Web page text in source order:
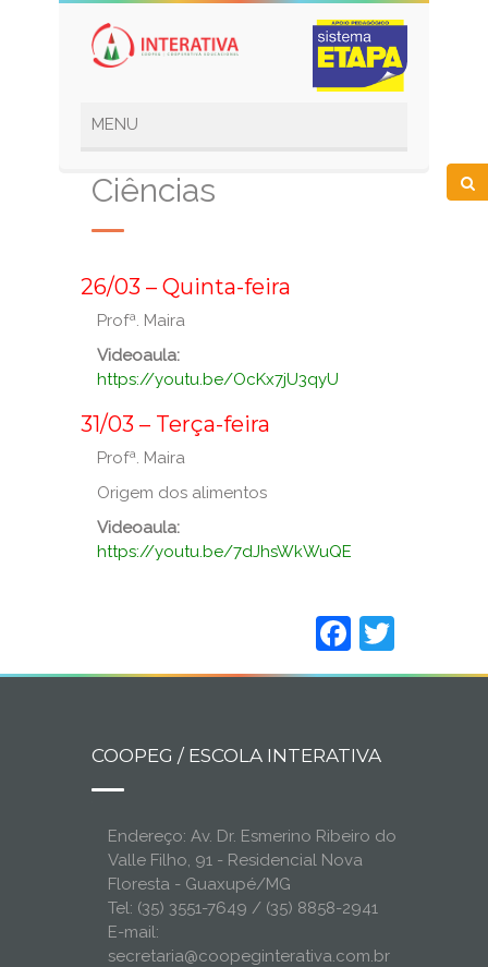
Ciências
26/03 – Quinta-feira
Profª. Maira
Videoaula:
https://youtu.be/OcKx7jU3qyU
31/03 – Terça-feira
Profª. Maira
Origem dos alimentos
Videoaula:
https://youtu.be/7dJhsWkWuQE
COOPEG / ESCOLA INTERATIVA
Endereço: Av. Dr. Esmerino Ribeiro do
Valle Filho, 91 - Residencial Nova
Floresta - Guaxupé/MG
Tel: (35) 3551-7649 / (35) 8858-2941
E-mail:
secretaria@coopeginterativa.com.br